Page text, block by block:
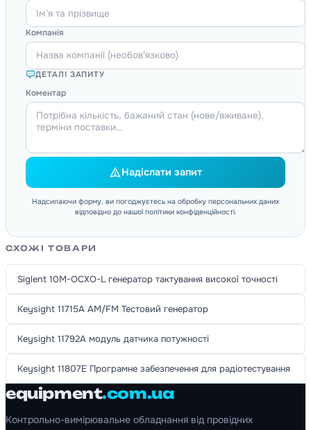
Компанія
ДЕТАЛІ ЗАПИТУ
Коментар
Надіслати запит
Надсилаючи форму, ви погоджуєтесь на обробку персональних даних
відповідно до нашої політики конфіденційності.
СХОЖІ ТОВАРИ
Siglent 10M-OCXO-L генератор тактування високої точності
Keysight 11715A AM/FM Тестовий генератор
Keysight 11792A модуль датчика потужності
Keysight 11807E Програмне забезпечення для радіотестування
equipment.com.ua
Контрольно-вимірювальне обладнання від провідних